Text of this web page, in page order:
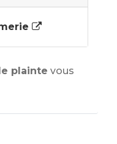
plainte vous